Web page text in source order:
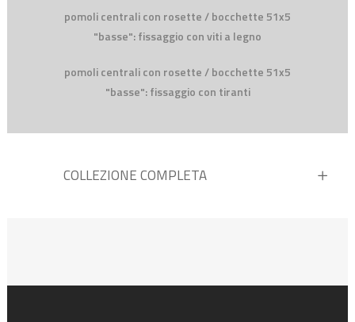
pomoli centrali con rosette / bocchette 51x5
"basse": fissaggio con viti a legno
pomoli centrali con rosette / bocchette 51x5
"basse": fissaggio con tiranti
COLLEZIONE COMPLETA